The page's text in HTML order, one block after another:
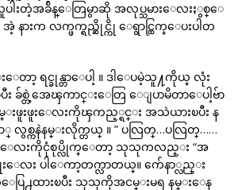
ါးတဲ့အခ်ိန္ေတြမွာဆို အလုပ္သမားေလးႏွစ္ေ
နားက လက္ဖက္ရည္ဆိုင္ကို ေရွာင္ထြက္ေပးပါတ
တာ့ ရင္ခုန္တာေပါ့ ။ ဒါေပမဲ့သူ႔ကိုယ္ လုံး
း ခ်စ္တဲ့အေၾကာင္းေတြ ေျပာမိတာေပါ့ဗ်ာ
းဖူးဖူးေလးကိုၾကည့္ရင္း အသဲယားၿပီး န
ာ္ လွစ္ကနဲနမ္းလိုက္တယ္ ။ ” ပလြတ္…ပလြတ္……
မ္းေလးကိုငုံစုပ္လိုက္ေတာ့ သုသုကလည္း “အ
လုံးေလး ပါေကာ့တက္လာတယ္။ က်ေနာ္လည္း
ြ႕ထားၿပီး သုသုကိုအငမ္းမရ နမ္းေန